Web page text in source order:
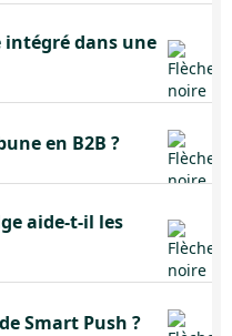
dans une
en B2B ?
aide-t-il les
Smart Push ?